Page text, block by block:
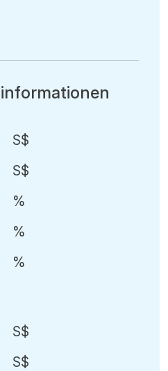
S$
S$
%
%
%
S$
S$